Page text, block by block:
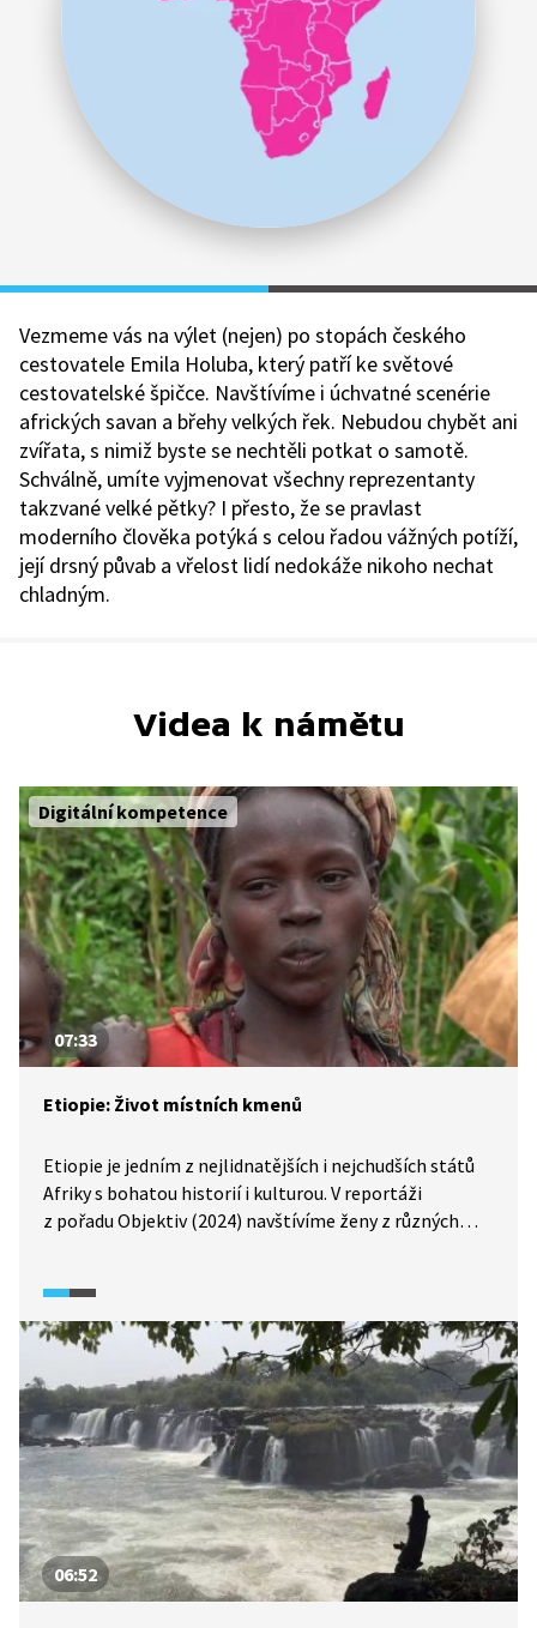
Vezmeme vás na výlet (nejen) po stopách českého
cestovatele Emila Holuba, který patří ke světové
cestovatelské špičce. Navštívíme i úchvatné scenérie
afrických savan a břehy velkých řek. Nebudou chybět ani
zvířata, s nimiž byste se nechtěli potkat o samotě.
Schválně, umíte vyjmenovat všechny reprezentanty
takzvané velké pětky? I přesto, že se pravlast
moderního člověka potýká s celou řadou vážných potíží,
její drsný půvab a vřelost lidí nedokáže nikoho nechat
chladným.
Videa k námětu
Digitální kompetence
07:33
Etiopie: Život místních kmenů
Etiopie je jedním z nejlidnatějších i nejchudších států
Afriky s bohatou historií i kulturou. V reportáži
z pořadu Objektiv (2024) navštívíme ženy z různých
starosti, o čem sní i jak si obstarávají práci.
06:52